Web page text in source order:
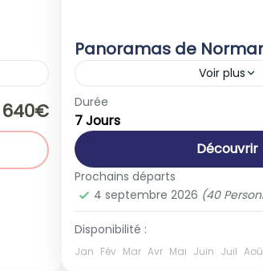
640€
Panoramas de
Voir plus
Europe
1-40 People
Durée
7 Jours
Découvrir
Prochains départs
4 septembre 2026 (40
Disponibilité :
Jan Fév Mar Avr Mai Juin Juil